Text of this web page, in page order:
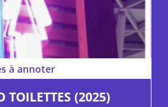
à annoter
TOILETTES (2025)